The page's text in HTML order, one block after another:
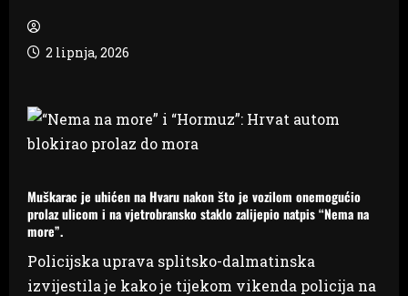
2 lipnja, 2026
Muškarac je uhićen na Hvaru nakon što je vozilom onemogućio
prolaz ulicom i na vjetrobransko staklo zalijepio natpis “Nema na
more”.
Policijska uprava splitsko-dalmatinska
izvijestila je kako je tijekom vikenda policija na